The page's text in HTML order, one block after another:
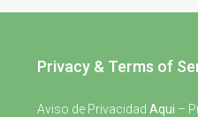
Privacy & Terms of
Aviso de Privacidad Aqui –